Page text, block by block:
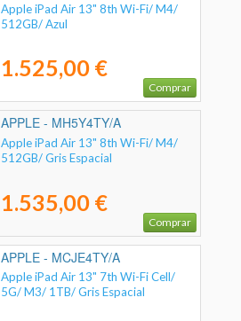
Apple iPad Air 13" 8th Wi-Fi/ M4/
512GB/ Azul
1.525,00 €
Comprar
APPLE - MH5Y4TY/A
Apple iPad Air 13" 8th Wi-Fi/ M4/
512GB/ Gris Espacial
1.535,00 €
Comprar
APPLE - MCJE4TY/A
Apple iPad Air 13" 7th Wi-Fi Cell/
5G/ M3/ 1TB/ Gris Espacial